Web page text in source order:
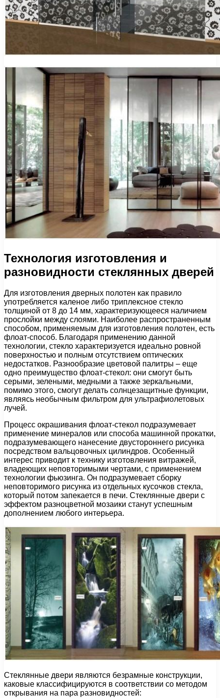
Технология изготовления и
разновидности стеклянных дверей
Для изготовления дверных полотен как правило
употребляется каленое либо триплексное стекло
толщиной от 8 до 14 мм, характеризующееся наличием
прослойки между слоями. Наиболее распространенным
способом, применяемым для изготовления полотен, есть
флоат-способ. Благодаря применению данной
технологии, стекло характеризуется идеально ровной
поверхностью и полным отсутствием оптических
недостатков. Разнообразие цветовой палитры – еще
одно преимущество флоат-стекол: они смогут быть
серыми, зелеными, медными а также зеркальными,
помимо этого, смогут делать солнцезащитные функции,
являясь необычным фильтром для ультрафиолетовых
лучей.
Процесс окрашивания флоат-стекол подразумевает
применение минералов или способа машинной прокатки,
подразумевающего нанесение двустороннего рисунка
посредством вальцовочных цилиндров. Особенный
интерес приводит к технику изготовления витражей,
владеющих неповторимыми чертами, с применением
технологии фьюзинга. Он подразумевает сборку
неповторимого рисунка из отдельных кусочков стекла,
который потом запекается в печи. Стеклянные двери с
эффектом разноцветной мозаики станут успешным
дополнением любого интерьера.
Стеклянные двери являются безрамные конструкции,
каковые классифицируются в соответствии со методом
открывания на пара разновидностей: